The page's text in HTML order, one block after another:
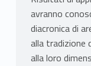
avranno
diacronica di
alla tradizione
alla loro